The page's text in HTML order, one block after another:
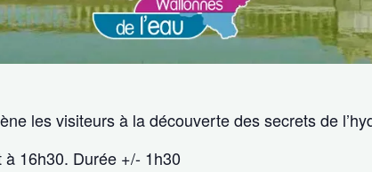
les visiteurs à la découverte des secrets de
16h30. Durée +/- 1h30